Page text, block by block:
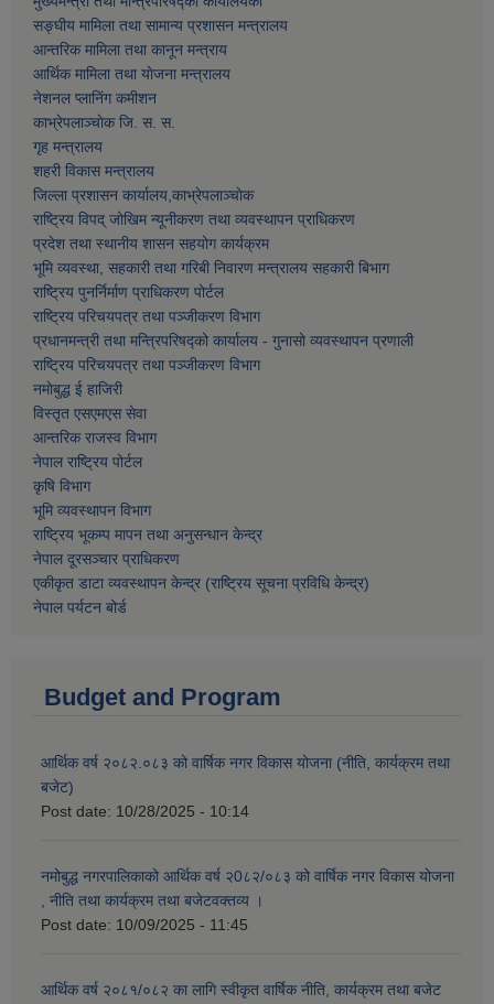
सङ्घीय मामिला तथा सामान्य प्रशासन मन्त्रालय
आन्तरिक मामिला तथा कानून मन्त्राय
आर्थिक मामिला तथा याेजना मन्त्रालय
नेशनल प्लानिंग कमीशन
काभ्रेपलाञ्चाेक जि. स. स.
गृह मन्त्रालय
शहरी विकास मन्त्रालय
जिल्ला प्रशासन कार्यालय,काभ्रेपलाञ्चाेक
राष्ट्रिय विपद् जोखिम न्यूनीकरण तथा व्यवस्थापन प्राधिकरण
प्रदेश तथा स्थानीय शासन सहयोग कार्यक्रम
भूमि व्यवस्था, सहकारी तथा गरिबी निवारण मन्त्रालय सहकारी बिभाग
राष्ट्रिय पुनर्निर्माण प्राधिकरण पोर्टल
राष्ट्रिय परिचयपत्र तथा पञ्जीकरण विभाग
प्रधानमन्त्री तथा मन्त्रिपरिषद्को कार्यालय - गुनासो व्यवस्थापन प्रणाली
राष्ट्रिय परिचयपत्र तथा पञ्जीकरण विभाग
नमाेबुद्ध ई हाजिरी
विस्तृत एसएमएस सेवा
आन्तरिक राजस्व विभाग
नेपाल राष्ट्रिय पोर्टल
कृषि विभाग
भूमि व्यवस्थापन विभाग
राष्ट्रिय भूकम्प मापन तथा अनुसन्धान केन्द्र
नेपाल दूरसञ्चार प्राधिकरण
एकीकृत डाटा व्यवस्थापन केन्द्र (राष्ट्रिय सूचना प्रविधि केन्द्र)
नेपाल पर्यटन बोर्ड
Budget and Program
आर्थिक वर्ष २०८२.०८३ को वार्षिक नगर विकास योजना (नीति, कार्यक्रम तथा
बजेट)
Post date: 10/28/2025 - 10:14
नमोबुद्ध नगरपालिकाको आर्थिक वर्ष २0८२/०८३ को वार्षिक नगर विकास योजना
, नीति तथा कार्यक्रम तथा बजेटवक्तव्य ।
Post date: 10/09/2025 - 11:45
आर्थिक वर्ष २०८१/०८२ का लागि स्वीकृत वार्षिक नीति, कार्यक्रम तथा बजेट